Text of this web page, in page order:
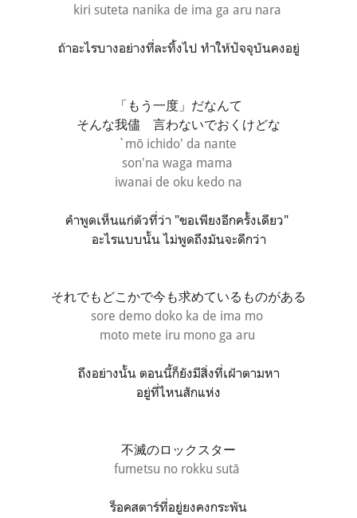
kiri suteta nanika de ima ga aru nara
ถ้าอะไรบางอย่างที่ละทิ้งไป ทำให้ปัจจุบันคงอยู่
「もう一度」だなんて
そんな我儘 言わないでおくけどな
`mō ichido' da nante
son'na waga mama
iwanai de oku kedo na
คำพูดเห็นแก่ตัวที่ว่า "ขอเพียงอีกครั้งเดียว"
อะไรแบบนั้น ไม่พูดถึงมันจะดีกว่า
それでもどこかで今も求めているものがある
sore demo doko ka de ima mo
moto mete iru mono ga aru
ถึงอย่างนั้น ตอนนี้ก็ยังมีสิ่งที่เฝ้าตามหา
อยู่ที่ไหนสักแห่ง
不滅のロックスター
fumetsu no rokku sutā
ร็อคสตาร์ที่อยู่ยงคงกระพัน